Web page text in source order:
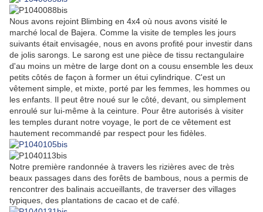
Nous avons rejoint Blimbing en 4x4 où nous avons visité le
marché local de Bajera. Comme la visite de temples les jours
suivants était envisagée, nous en avons profité pour investir dans
de jolis sarongs. Le sarong est une pièce de tissu rectangulaire
d'au moins un mètre de large dont on a cousu ensemble les deux
petits côtés de façon à former un étui cylindrique. C'est un
vêtement simple, et mixte, porté par les femmes, les hommes ou
les enfants. Il peut être noué sur le côté, devant, ou simplement
enroulé sur lui-même à la ceinture. Pour être autorisés à visiter
les temples durant notre voyage, le port de ce vêtement est
hautement recommandé par respect pour les fidèles.
Notre première randonnée à travers les rizières avec de très
beaux passages dans des forêts de bambous, nous a permis de
rencontrer des balinais accueillants, de traverser des villages
typiques, des plantations de cacao et de café.